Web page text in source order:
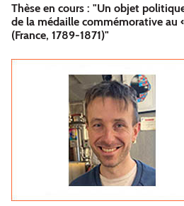
Thèse en cours : "Un objet
de la médaille commémorative au
(France, 1789-1871)"